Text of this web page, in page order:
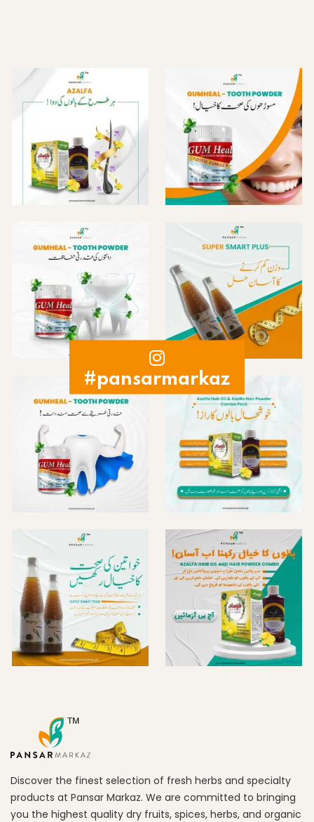
#pansarmarkaz
Discover the finest selection of fresh herbs and specialty
products at Pansar Markaz. We are committed to bringing
you the highest quality dry fruits, spices, herbs, and organic